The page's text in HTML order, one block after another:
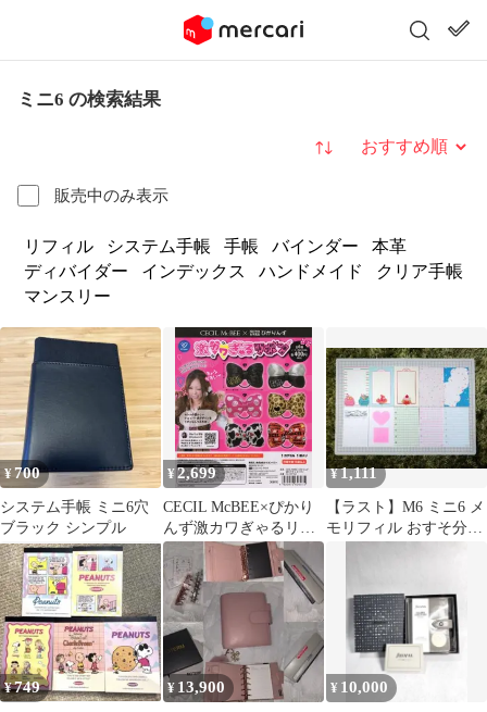
ミニ6 の検索結果
販売中のみ表示
並び替え
リフィル システム手帳 手帳 バインダー
本革
ディバイダー
インデックス ハンドメイド
クリア手帳
マンスリー
¥ 700
システム手帳 ミニ6穴
ブラック シンプル
¥2,699
CECIL McBEE×ぴかり
んず激カワぎゃるリボ
ン全6種
¥1,111
【ラスト】M6 ミニ6 メ
モリフィル おすそ分け
¥749 ¥ 13,900 ¥ 10,000